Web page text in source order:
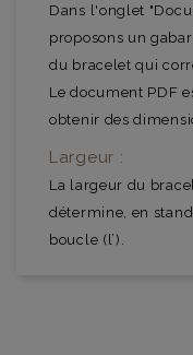
Dans l'onglet
proposons un
du bracelet qui
Le document PDF
obtenir des
Largeur :
La largeur du
détermine, en
boucle (l’).